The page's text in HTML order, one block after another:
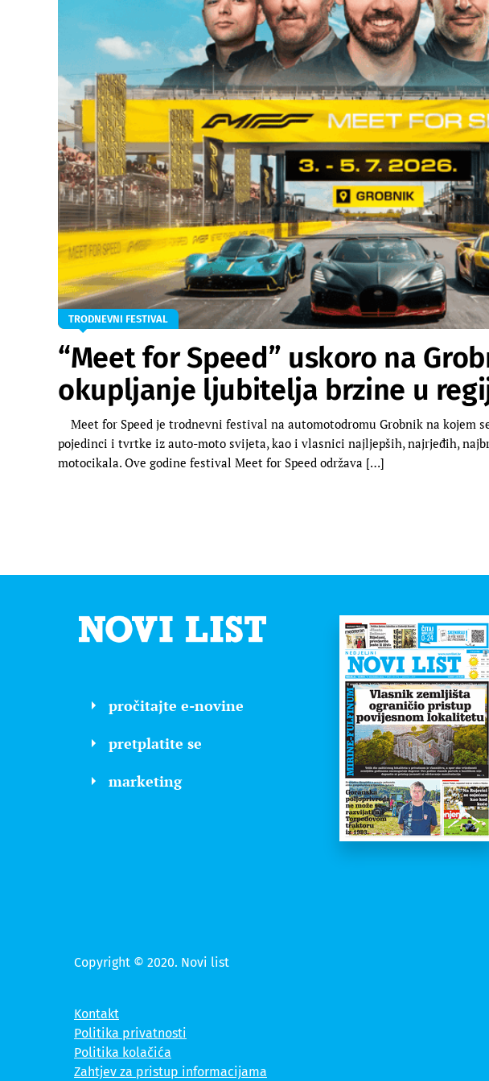
TRODNEVNI FESTIVAL
“Meet for Speed” uskoro na
okupljanje ljubitelja brzine u
Meet for Speed je trodnevni festival na automotodromu Grobnik na kojem
pojedinci i tvrtke iz auto-moto svijeta, kao i vlasnici najljepših, najrjeđih,
motocikala. Ove godine festival Meet for Speed održava […]
pročitajte e-novine
pretplatite se
marketing
Copyright © 2020. Novi list
Kontakt
Politika privatnosti
Politika kolačića
Zahtjev za pristup informacijama